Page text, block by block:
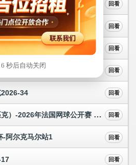
回看
回看
回看
回看
34 回看
12:20 实况录像（奥林匹克）-2026年法国网球公开赛 混双决赛 录播 回看
-阿尔克马尔站1 回看
回看
秒后自动关闭